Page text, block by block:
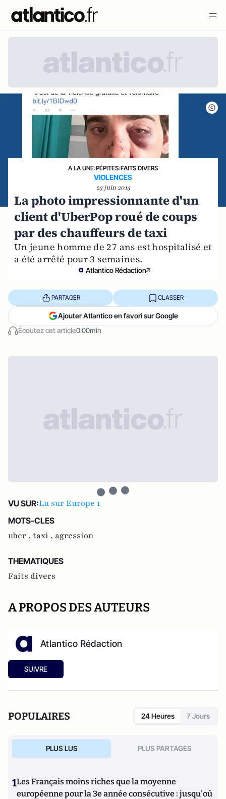
A LA UNE›PÉPITES›FAITS DIVERS
VIOLENCES
23 juin 2015
La photo impressionnante d'un
client d'UberPop roué de coups
par des chauffeurs de taxi
Un jeune homme de 27 ans est hospitalisé et
a été arrêté pour 3 semaines.
Atlantico Rédaction
Écoutez cet article0:00min
PARTAGER CLASSER
Ajouter Atlantico en favori sur Google
VU SUR:Lu sur Europe 1
MOTS-CLES
uber , taxi , agression
THEMATIQUES
Faits divers
A PROPOS DES AUTEURS
Atlantico Rédaction
SUIVRE
POPULAIRES 24 Heures 7 Jours
PLUS LUS PLUS PARTAGES
1Les Français moins riches que la moyenne
européenne pour la 3e année consécutive : jusqu'où